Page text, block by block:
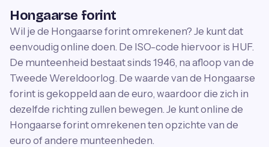
Hongaarse forint
Wil je de Hongaarse forint omrekenen? Je kunt dat
eenvoudig online doen. De ISO-code hiervoor is HUF.
De munteenheid bestaat sinds 1946, na afloop van de
Tweede Wereldoorlog. De waarde van de Hongaarse
forint is gekoppeld aan de euro, waardoor die zich in
dezelfde richting zullen bewegen. Je kunt online de
Hongaarse forint omrekenen ten opzichte van de
euro of andere munteenheden.